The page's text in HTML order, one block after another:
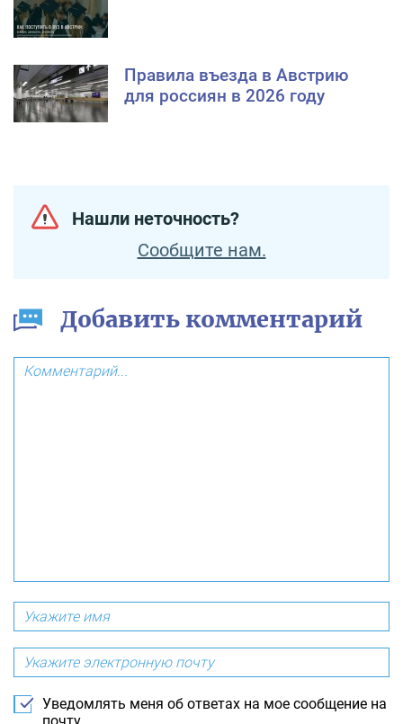
Правила въезда в Австрию
для россиян в 2026 году
Нашли неточность?
Сообщите нам.
Добавить комментарий
Уведомлять меня об ответах на мое сообщение на